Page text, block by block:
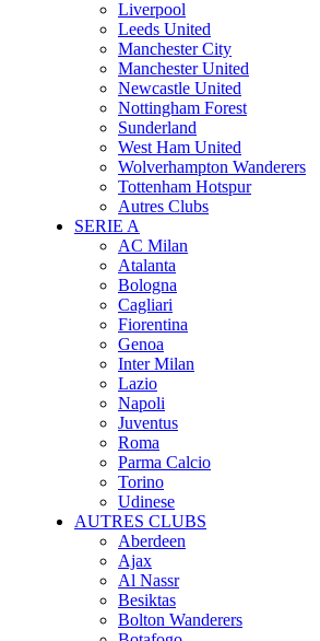
Liverpool
Leeds United
Manchester City
Manchester United
Newcastle United
Nottingham Forest
Sunderland
West Ham United
Wolverhampton Wanderers
Tottenham Hotspur
Autres Clubs
SERIE A
AC Milan
Atalanta
Bologna
Cagliari
Fiorentina
Genoa
Inter Milan
Lazio
Napoli
Juventus
Roma
Parma Calcio
Torino
Udinese
AUTRES CLUBS
Aberdeen
Ajax
Al Nassr
Besiktas
Bolton Wanderers